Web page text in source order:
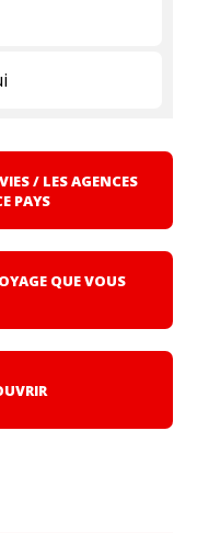
/ LES AGENCES
PAYS
QUE VOUS